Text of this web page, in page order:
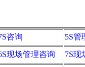
咨询 5S管
现场管理咨询 7S现